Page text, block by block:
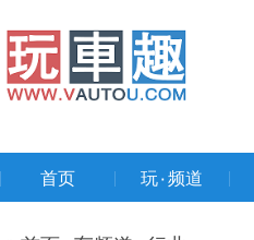
首页 玩۰频道